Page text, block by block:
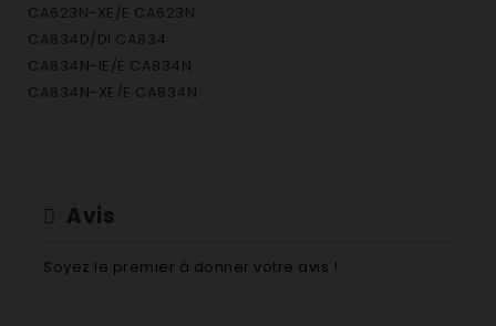
CA623N-XE/E CA623N
CA834D/DI CA834
CA834N-IE/E CA834N
CA834N-XE/E CA834N
PT2-900A-PD/D PT2-900A
SGT280-ID/D SGT280
Avis
Soyez le premier à donner votre avis !